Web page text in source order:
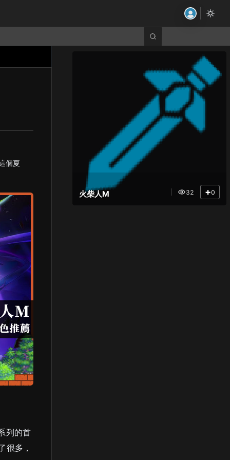
個夏
列的首
很多，
火柴人M 32 +0